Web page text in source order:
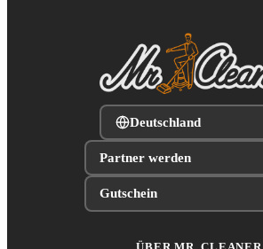
Deutschland
Partner werden
Gutschein